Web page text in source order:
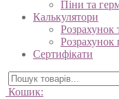
Піни та
Калькулятори
Розрахунок
Сертифікати
Кошик: